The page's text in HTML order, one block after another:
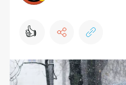
👍